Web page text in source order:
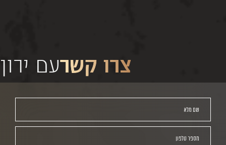
עם ירוןצרו קשר
שם מלא
מספר טלפון